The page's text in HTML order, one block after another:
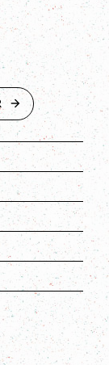
ABRE EN NUEVA